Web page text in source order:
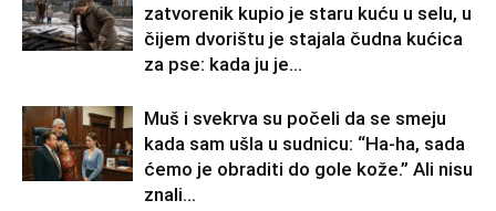
zatvorenik kupio je staru kuću u selu, u
čijem dvorištu je stajala čudna kućica
za pse: kada ju je...
Muš i svekrva su počeli da se smeju
kada sam ušla u sudnicu: “Ha-ha, sada
ćemo je obraditi do gole kože.” Ali nisu
znali...